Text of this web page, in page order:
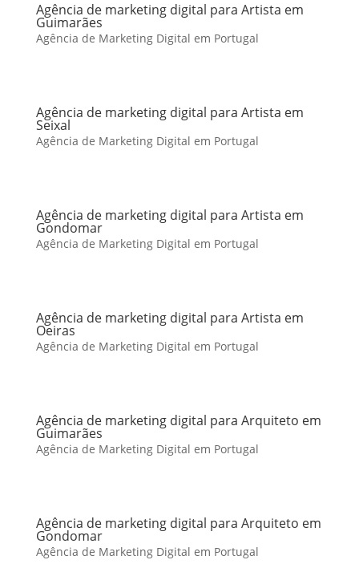
Agência de marketing digital para Artista em
Guimarães
Agência de Marketing Digital em Portugal
Agência de marketing digital para Artista em
Seixal
Agência de Marketing Digital em Portugal
Agência de marketing digital para Artista em
Gondomar
Agência de Marketing Digital em Portugal
Agência de marketing digital para Artista em
Oeiras
Agência de Marketing Digital em Portugal
Agência de marketing digital para Arquiteto em
Guimarães
Agência de Marketing Digital em Portugal
Agência de marketing digital para Arquiteto em
Gondomar
Agência de Marketing Digital em Portugal